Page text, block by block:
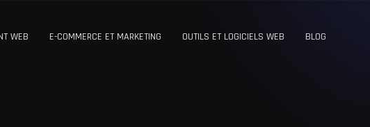
WEB E-COMMERCE ET MARKETING OUTILS ET LOGICIELS WEB BLOG